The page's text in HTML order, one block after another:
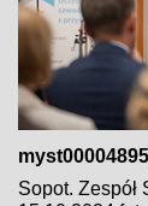
Sopot. Zespół